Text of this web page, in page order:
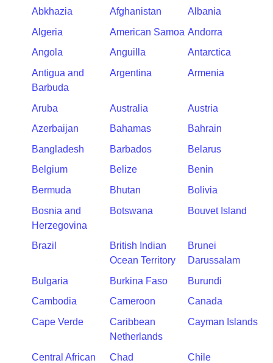
Lookup
Checker
Validator
Abkhazia Afghanistan
Albania
Algeria
American Samoa Andorra
Angola
Anguilla
Antarctica
Antigua and
Barbuda
Argentina Armenia
Aruba Australia
Austria
Azerbaijan
Bahamas
Bahrain
Bangladesh
Barbados
Belarus
Belgium
Belize
Benin
Bermuda
Bhutan
Bolivia
Bosnia and
Herzegovina
Botswana Bouvet Island
Brazil
British Indian
Ocean Territory
Brunei
Darussalam
Bulgaria
Burkina Faso
Burundi
Cambodia
Cameroon
Canada
Cape Verde
Caribbean
Netherlands
Cayman Islands
Central African
Chad Chile